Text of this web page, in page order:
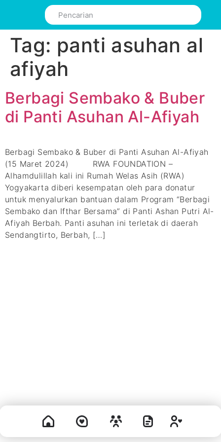
Tag: panti asuhan al
afiyah
Berbagi Sembako & Buber
di Panti Asuhan Al-Afiyah
Berbagi Sembako & Buber di Panti Asuhan Al-Afiyah
(15 Maret 2024) RWA FOUNDATION –
Alhamdulillah kali ini Rumah Welas Asih (RWA)
Yogyakarta diberi kesempatan oleh para donatur
untuk menyalurkan bantuan dalam Program “Berbagi
Sembako dan Ifthar Bersama” di Panti Ashan Putri Al-
Afiyah Berbah. Panti asuhan ini terletak di daerah
Sendangtirto, Berbah, […]